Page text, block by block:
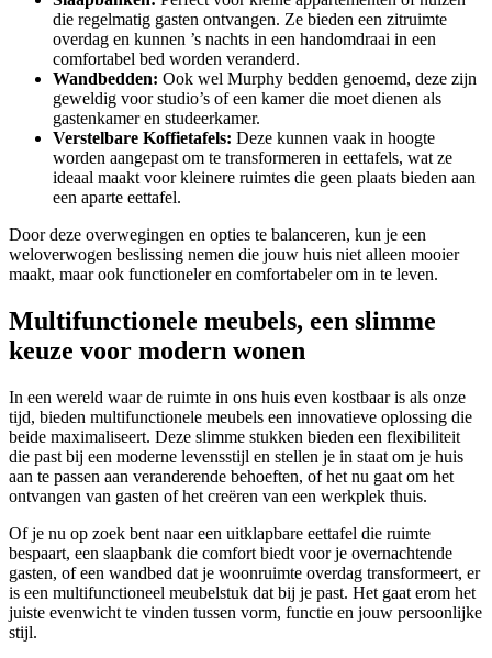
die regelmatig gasten ontvangen. Ze bieden een zitruimte
overdag en kunnen ’s nachts in een handomdraai in een
comfortabel bed worden veranderd.
Wandbedden: Ook wel Murphy bedden genoemd, deze zijn
geweldig voor studio’s of een kamer die moet dienen als
gastenkamer en studeerkamer.
Verstelbare Koffietafels: Deze kunnen vaak in hoogte
worden aangepast om te transformeren in eettafels, wat ze
ideaal maakt voor kleinere ruimtes die geen plaats bieden aan
een aparte eettafel.
Door deze overwegingen en opties te balanceren, kun je een
weloverwogen beslissing nemen die jouw huis niet alleen mooier
maakt, maar ook functioneler en comfortabeler om in te leven.
Multifunctionele meubels, een slimme
keuze voor modern wonen
In een wereld waar de ruimte in ons huis even kostbaar is als onze
tijd, bieden multifunctionele meubels een innovatieve oplossing die
beide maximaliseert. Deze slimme stukken bieden een flexibiliteit
die past bij een moderne levensstijl en stellen je in staat om je huis
aan te passen aan veranderende behoeften, of het nu gaat om het
ontvangen van gasten of het creëren van een werkplek thuis.
Of je nu op zoek bent naar een uitklapbare eettafel die ruimte
bespaart, een slaapbank die comfort biedt voor je overnachtende
gasten, of een wandbed dat je woonruimte overdag transformeert, er
is een multifunctioneel meubelstuk dat bij je past. Het gaat erom het
juiste evenwicht te vinden tussen vorm, functie en jouw persoonlijke
stijl.